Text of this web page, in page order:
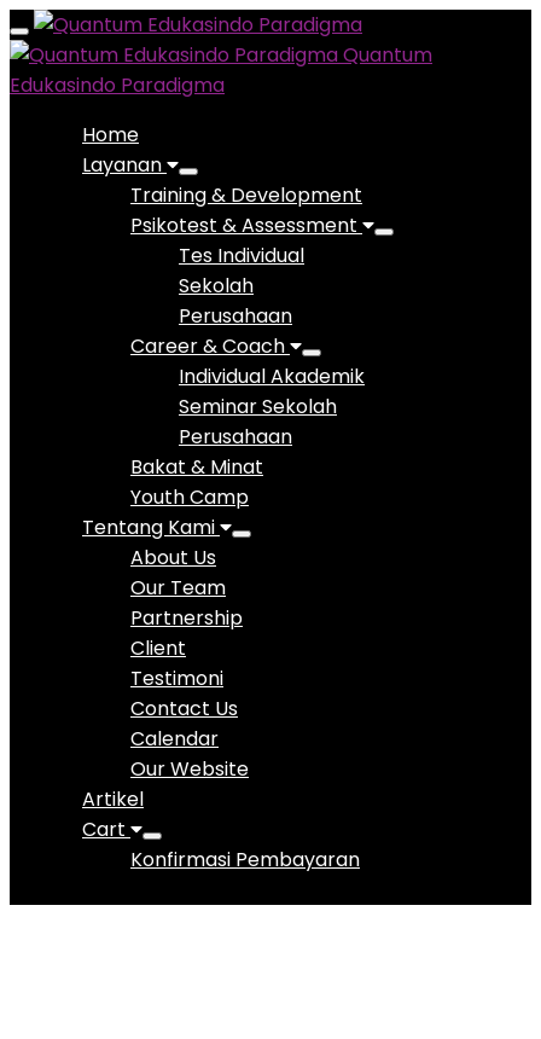
Toggle
navigation
Quantum
Edukasindo Paradigma
Home
Layanan
Training & Development
Psikotest & Assessment
Tes Individual
Sekolah
Perusahaan
Career & Coach
Individual Akademik
Seminar Sekolah
Perusahaan
Bakat & Minat
Youth Camp
Tentang Kami
About Us
Our Team
Partnership
Client
Testimoni
Contact Us
Calendar
Our Website
Artikel
Cart
Konfirmasi Pembayaran